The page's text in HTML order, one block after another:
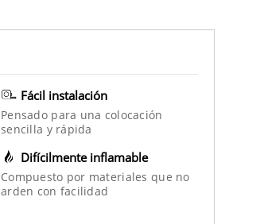
Fácil instalación
Pensado para una colocación
sencilla y rápida
Difícilmente inflamable
Compuesto por materiales que no
arden con facilidad